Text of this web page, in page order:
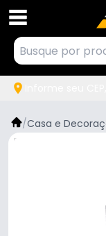
/Casa e